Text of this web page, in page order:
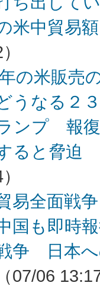
米中貿易
の米販売
なる２３
ンプ 報復
ると脅迫
易全面戦
も即時報
争 日本
（07/06